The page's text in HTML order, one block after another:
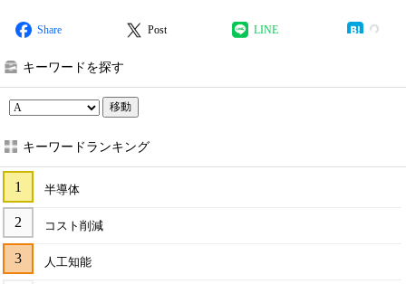
Share Post LINE
キーワードを探す
移動
キーワードランキング
半導体
コスト削減
人工知能